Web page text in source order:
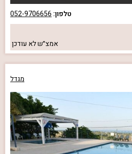
טלפון: 052-9706656
אמצ״שלא עודכן
מגדל